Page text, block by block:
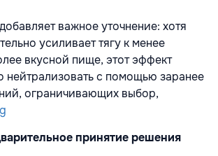
важное уточнение: хотя
усиливает тягу к менее
вкусной пище, этот эффект
нейтрализовать с помощью заранее
ограничивающих выбор,
принятие решения